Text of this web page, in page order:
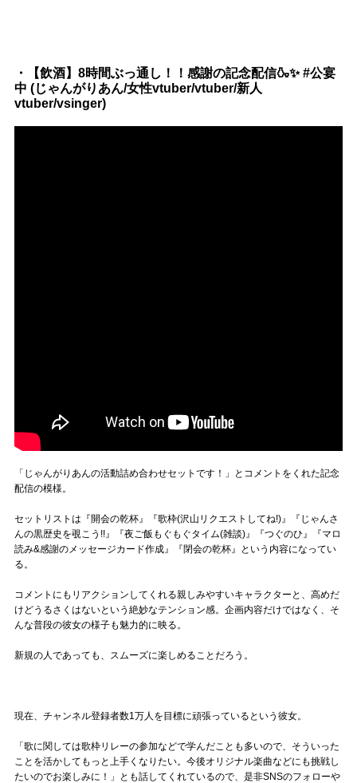
・【飲酒】8時間ぶっ通し！！感謝の記念配信🍶✨ #公宴
中 (じゃんがりあん/女性vtuber/vtuber/新人
vtuber/vsinger)
「じゃんがりあんの活動詰め合わせセットです！」とコメントをくれた記念
配信の模様。
セットリストは『開会の乾杯』『歌枠(沢山リクエストしてね!)』『じゃんさ
んの黒歴史を覗こう!!』『夜ご飯もぐもぐタイム(雑談)』『つぐのひ』『マロ
読み&感謝のメッセージカード作成』『閉会の乾杯』という内容になってい
る。
コメントにもリアクションしてくれる親しみやすいキャラクターと、高めだ
けどうるさくはないという絶妙なテンション感。企画内容だけではなく、そ
んな普段の彼女の様子も魅力的に映る。
新規の人であっても、スムーズに楽しめることだろう。
現在、チャンネル登録者数1万人を目標に頑張っているという彼女。
「歌に関しては歌枠リレーの参加などで学んだことも多いので、そういった
ことを活かしてもっと上手くなりたい。今後オリジナル楽曲などにも挑戦し
たいのでお楽しみに！」とも話してくれているので、是非SNSのフォローや